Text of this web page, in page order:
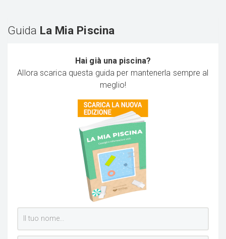
Guida La Mia Piscina
Hai già una piscina?
Allora scarica questa guida per mantenerla sempre al
meglio!